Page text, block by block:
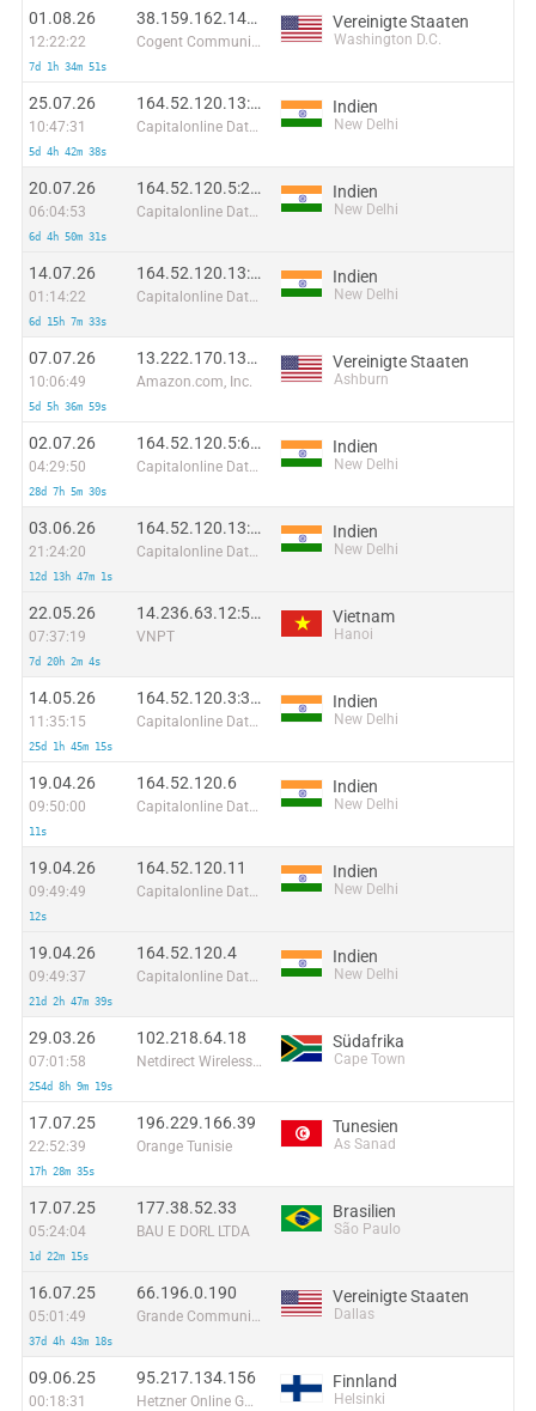
01.08.26
12:22:22
7d 1h 34m 51s
38.159.162.142:56164
Cogent Communications
Vereinigte Staaten
Washington D.C.
25.07.26
10:47:31
5d 4h 42m 38s
164.52.120.13:13804
Capitalonline Data Service (HK) Co
Indien
New Delhi
20.07.26
06:04:53
6d 4h 50m 31s
164.52.120.5:2614
Capitalonline Data Service (HK) Co
Indien
New Delhi
14.07.26
01:14:22
6d 15h 7m 33s
164.52.120.13:49101
Capitalonline Data Service (HK) Co
Indien
New Delhi
07.07.26
10:06:49
5d 5h 36m 59s
13.222.170.130:40904
Amazon.com, Inc.
Vereinigte Staaten
Ashburn
02.07.26
04:29:50
28d 7h 5m 30s
164.52.120.5:60121
Capitalonline Data Service (HK) Co
Indien
New Delhi
03.06.26
21:24:20
12d 13h 47m 1s
164.52.120.13:32274
Capitalonline Data Service (HK) Co
Indien
New Delhi
22.05.26
07:37:19
7d 20h 2m 4s
14.236.63.12:51252
VNPT
Vietnam
Hanoi
14.05.26
11:35:15
25d 1h 45m 15s
164.52.120.3:37845
Capitalonline Data Service (HK) Co
Indien
New Delhi
19.04.26
09:50:00
11s
164.52.120.6
Capitalonline Data Service (HK) Co
Indien
New Delhi
19.04.26
09:49:49
12s
164.52.120.11
Capitalonline Data Service (HK) Co
Indien
New Delhi
19.04.26
09:49:37
21d 2h 47m 39s
164.52.120.4
Capitalonline Data Service (HK) Co
Indien
New Delhi
29.03.26
07:01:58
254d 8h 9m 19s
102.218.64.18
Netdirect Wireless Technology (Pty) Ltd
Südafrika
Cape Town
17.07.25
22:52:39
17h 28m 35s
196.229.166.39
Orange Tunisie
Tunesien
As Sanad
17.07.25
05:24:04
1d 22m 15s
177.38.52.33
BAU E DORL LTDA
Brasilien
São Paulo
16.07.25
05:01:49
37d 4h 43m 18s
66.196.0.190
Grande Communications Networks
Vereinigte Staaten
Dallas
09.06.25
00:18:31
95.217.134.156
Hetzner Online GmbH
Finnland
Helsinki